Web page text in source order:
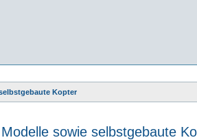
Kopter
sowie selbstgebaute